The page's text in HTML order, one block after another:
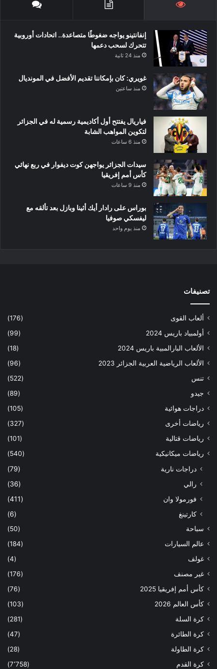
إنفانتينو يواجه ضغوطًا متصاعدة.. اتحادات أوروبية
تتحرك لسحب دعمها
منذ 24 ثانية
غويري: كان بإمكاننا تقديم الأفضل في المونديال
منذ ساعتين
فياريال يفتتح أول أكاديمية رسمية له في الجزائر
لتكوين المواهب الشابة
منذ 6 ساعات
سيدات الجزائر يواجهن كوت ديفوار في ربع نهائي
كأس أمم إفريقيا
منذ 9 ساعات
بوراس على رادار أيك أثينا وبازل بعد تألقه مع
ليفسكي صوفيا
منذ يوم واحد
تصنيفات
ألعاب القوى
(176)
أولمبياد باريس 2024
(99)
الألعاب البارالمبية باريس 2024
(18)
الألعاب الرياضية العربية الجزائر 2023
(96)
تنس
(522)
جيدو
(89)
دراجات هوائية
(105)
رياضات أخرى
(327)
رياضات قتالية
(101)
رياضات ميكانيكية
(540)
دراجات نارية
(79)
رالي
(36)
فورمولا وان
(411)
كارتينغ
(6)
سباحة
(50)
عالم السيارات
(184)
غولف
(4)
غير مصنف
(176)
كأس أمم إفريقيا 2025
(76)
كأس العالم 2026
(103)
كرة السلة
(281)
كرة الطائرة
(47)
كرة الطاولة
(28)
كرة القدم
(7٬758)